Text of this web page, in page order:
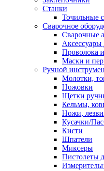
Станки
Точильные
Сварочное
Сварочные
Аксессуары
Проволока
Маски и
Ручной
Молотки,
Ножовки
Щетки
Кельмы,
Ножи,
Кусачки/
Кисти
Шпатели
Миксеры
Пистолеты